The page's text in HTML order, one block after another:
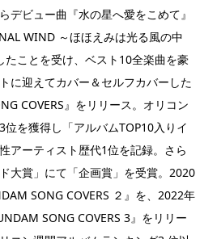
デビュー曲『水の星へ愛をこめて』
WIND ～ほほえみは光る風の中
たことを受け、ベスト10全楽曲を豪
に迎えてカバー＆セルフカバーした
COVERS』をリリース。オリコン
を獲得し「アルバムTOP10入りイ
アーティスト歴代1位を記録。さら
大賞」にて「企画賞」を受賞。2020
SONG COVERS ２』を、2022年
SONG COVERS 3』をリリー